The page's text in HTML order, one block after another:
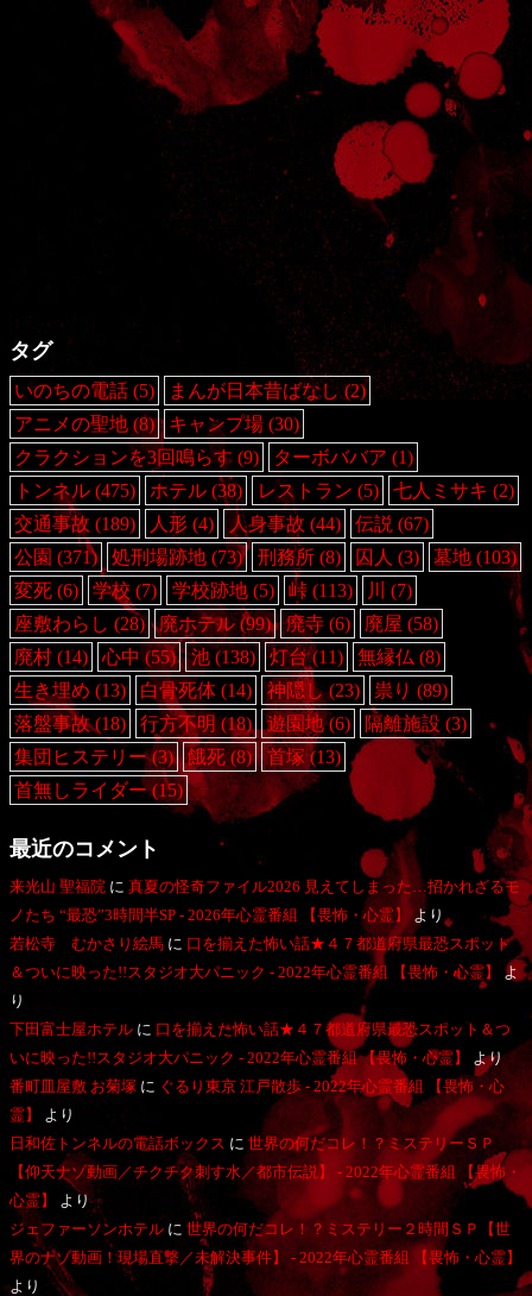
タグ
いのちの電話 (5) まんが日本昔ばなし(2)
アニメの聖地 (8) キャンプ場 (30)
クラクションを3回鳴らす (9) ターボババア (1)
トンネル (475) ホテル (38) レストラン (5) 七人ミサキ (2)
交通事故 (189) 人形 (4) 人身事故 (44) 伝説 (67)
公園 (371) 処刑場跡地 (73) 刑務所(8) 囚人 (3) 墓地(103)
変死 (6) 学校 (7) 学校跡地(5) 峠(113) 川
(7)
座敷わらし (28) 廃ホテル(99) 廃寺(6) 廃屋 (58)
廃村 (14) 心中(55) 池(138) 灯台(11) 無縁仏 (8)
生き埋め (13) 白骨死体 (14) 神隠し(23) 祟り (89)
落盤事故(18) 行方不明(18) 遊園地(6) 隔離施設 (3)
集団ヒステリー(3) 餓死(8) 首塚(13)
首無しライダー(15)
最近のコメント
来光山 聖福院 に 真夏の怪奇ファイル2026 見えてしまった…招かれざるモ
ノたち “最恐”3時間半SP - 2026年心霊番組 【畏怖・心霊】 より
若松寺 むかさり絵馬 に 口を揃えた怖い話★４７都道府県最恐スポット
＆ついに映った!!スタジオ大パニック - 2022年心霊番組 【畏怖・心霊】
よ
り
下田富士屋ホテル に 口を揃えた怖い話★４７都道府県最恐スポット＆つ
いに映った!!スタジオ大パニック - 2022年心霊番組 【畏怖・心霊】
より
番町皿屋敷 お菊塚 に ぐるり東京 江戸散歩 - 2022年心霊番組 【畏怖・心
霊】
より
日和佐トンネルの電話ボックス に 世界の何だコレ！？ミステリーＳＰ
【仰天ナゾ動画／チクチク刺す水／都市伝説】 - 2022年心霊番組 【畏怖・
心霊】
より
ジェファーソンホテル に 世界の何だコレ！？ミステリー２時間ＳＰ【世
界のナゾ動画！現場直撃／未解決事件】 - 2022年心霊番組 【畏怖・心霊】
より